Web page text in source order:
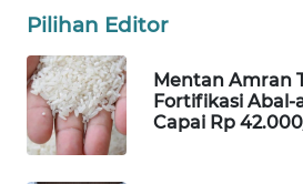
Pilihan Editor
Mentan Amran
Fortifikasi Abal-
Capai Rp
WAHANA
Wahana
Network
KONSUMEN